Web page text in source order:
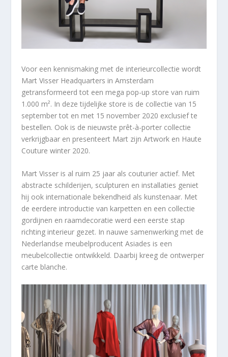
Voor een kennismaking met de interieurcollectie wordt
Mart Visser Headquarters in Amsterdam
getransformeerd tot een mega pop-up store van ruim
1.000 m². In deze tijdelijke store is de collectie van 15
september tot en met 15 november 2020 exclusief te
bestellen. Ook is de nieuwste prêt-à-porter collectie
verkrijgbaar en presenteert Mart zijn Artwork en Haute
Couture winter 2020.
Mart Visser is al ruim 25 jaar als couturier actief. Met
abstracte schilderijen, sculpturen en installaties geniet
hij ook internationale bekendheid als kunstenaar. Met
de eerdere introductie van karpetten en een collectie
gordijnen en raamdecoratie werd een eerste stap
richting interieur gezet. In nauwe samenwerking met de
Nederlandse meubelproducent Asiades is een
meubelcollectie ontwikkeld. Daarbij kreeg de ontwerper
carte blanche.